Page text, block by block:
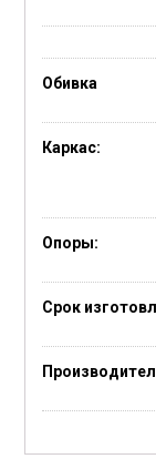
Обивка
Каркас:
Опоры:
Срок